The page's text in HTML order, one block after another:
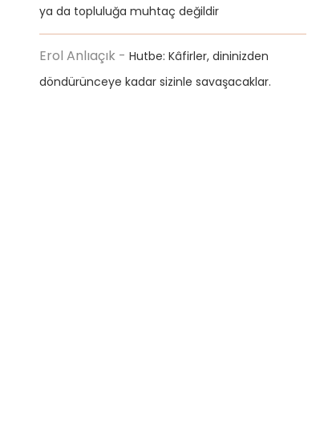
ya da topluluğa muhtaç değildir
Erol Anlıaçık -Hutbe: Kâfirler, dininizden
döndürünceye kadar sizinle savaşacaklar.